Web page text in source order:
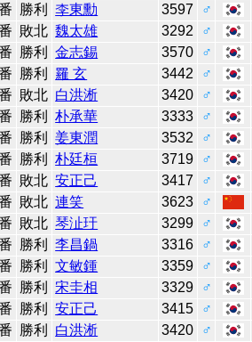
勝利 李東勳 3597
♂
敗北 魏太雄 3292
♂
勝利 金志錫 3570
♂
勝利 羅 玄 3442
♂
敗北 白洪淅 3420
♂
勝利 朴承華 3333
♂
勝利 姜東潤 3532
♂
勝利 朴廷桓 3719
♂
敗北 安正己 3417
♂
敗北 連笑 3623
♂
敗北 琴沚玗 3299
♂
勝利 李昌鍋 3316
♂
勝利 文敏鍾 3359
♂
勝利 宋圭相 3329
♂
勝利 安正己 3415
♂
勝利 白洪淅 3420
♂